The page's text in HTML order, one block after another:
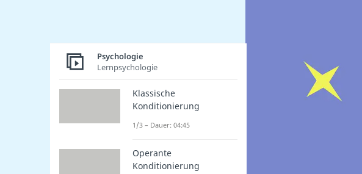
Psychologie
Lernpsychologie
Klassische
Konditionierung
1/3 – Dauer: 04:45
Operante
Konditionierung